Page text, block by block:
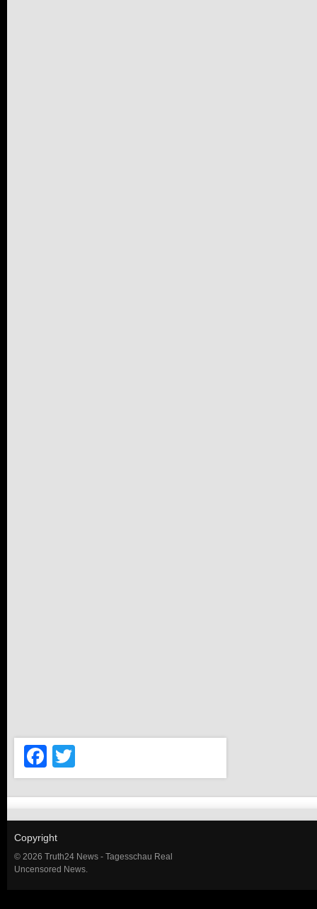
Facebook
Copyright
© 2026 Truth24 News - Tagesschau Real
Uncensored News.